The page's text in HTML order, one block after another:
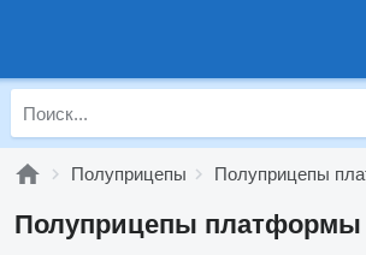
Полуприцепы Полуприцепы
Полуприцепы платформы